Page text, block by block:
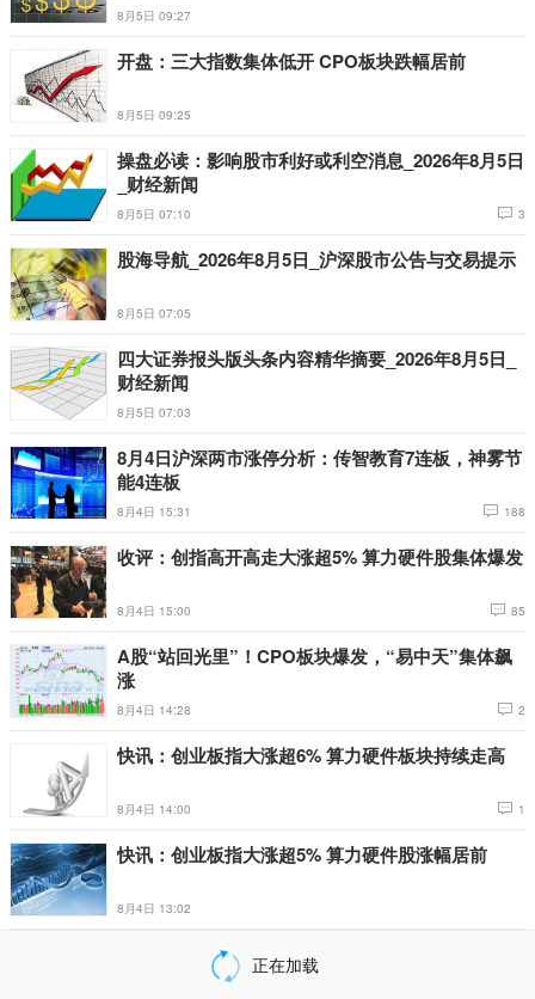
8月5日 09:27
开盘：三大指数集体低开 CPO板块跌幅居前
8月5日 09:25
操盘必读：影响股市利好或利空消息_2026年8月5日
_财经新闻
8月5日 07:10 3
股海导航_2026年8月5日_沪深股市公告与交易提示
8月5日 07:05
四大证券报头版头条内容精华摘要_2026年8月5日_
财经新闻
8月5日 07:03
8月4日沪深两市涨停分析：传智教育7连板，神雾节
能4连板
8月4日 15:31 188
收评：创指高开高走大涨超5% 算力硬件股集体爆发
8月4日 15:00 85
A股“站回光里”！CPO板块爆发，“易中天”集体飙
涨
8月4日 14:28 2
快讯：创业板指大涨超6% 算力硬件板块持续走高
8月4日 14:00 1
快讯：创业板指大涨超5% 算力硬件股涨幅居前
8月4日 13:02
银行板块盘中逆势下挫 “工农中建”四大行均跌超3%